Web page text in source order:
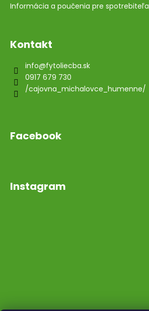
Informácia a poučenia pre spotrebiteľa
Kontakt
info@fytoliecba.sk
0917 679 730
/cajovna_michalovce_humenne/
Facebook
Instagram